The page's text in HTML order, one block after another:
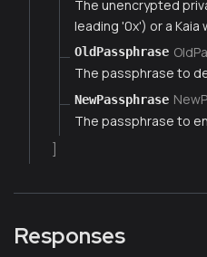
The unencrypted
leading '0x') or a Kaia
OldPassphrase
The passphrase to
NewPassphrase
The passphrase to
Responses